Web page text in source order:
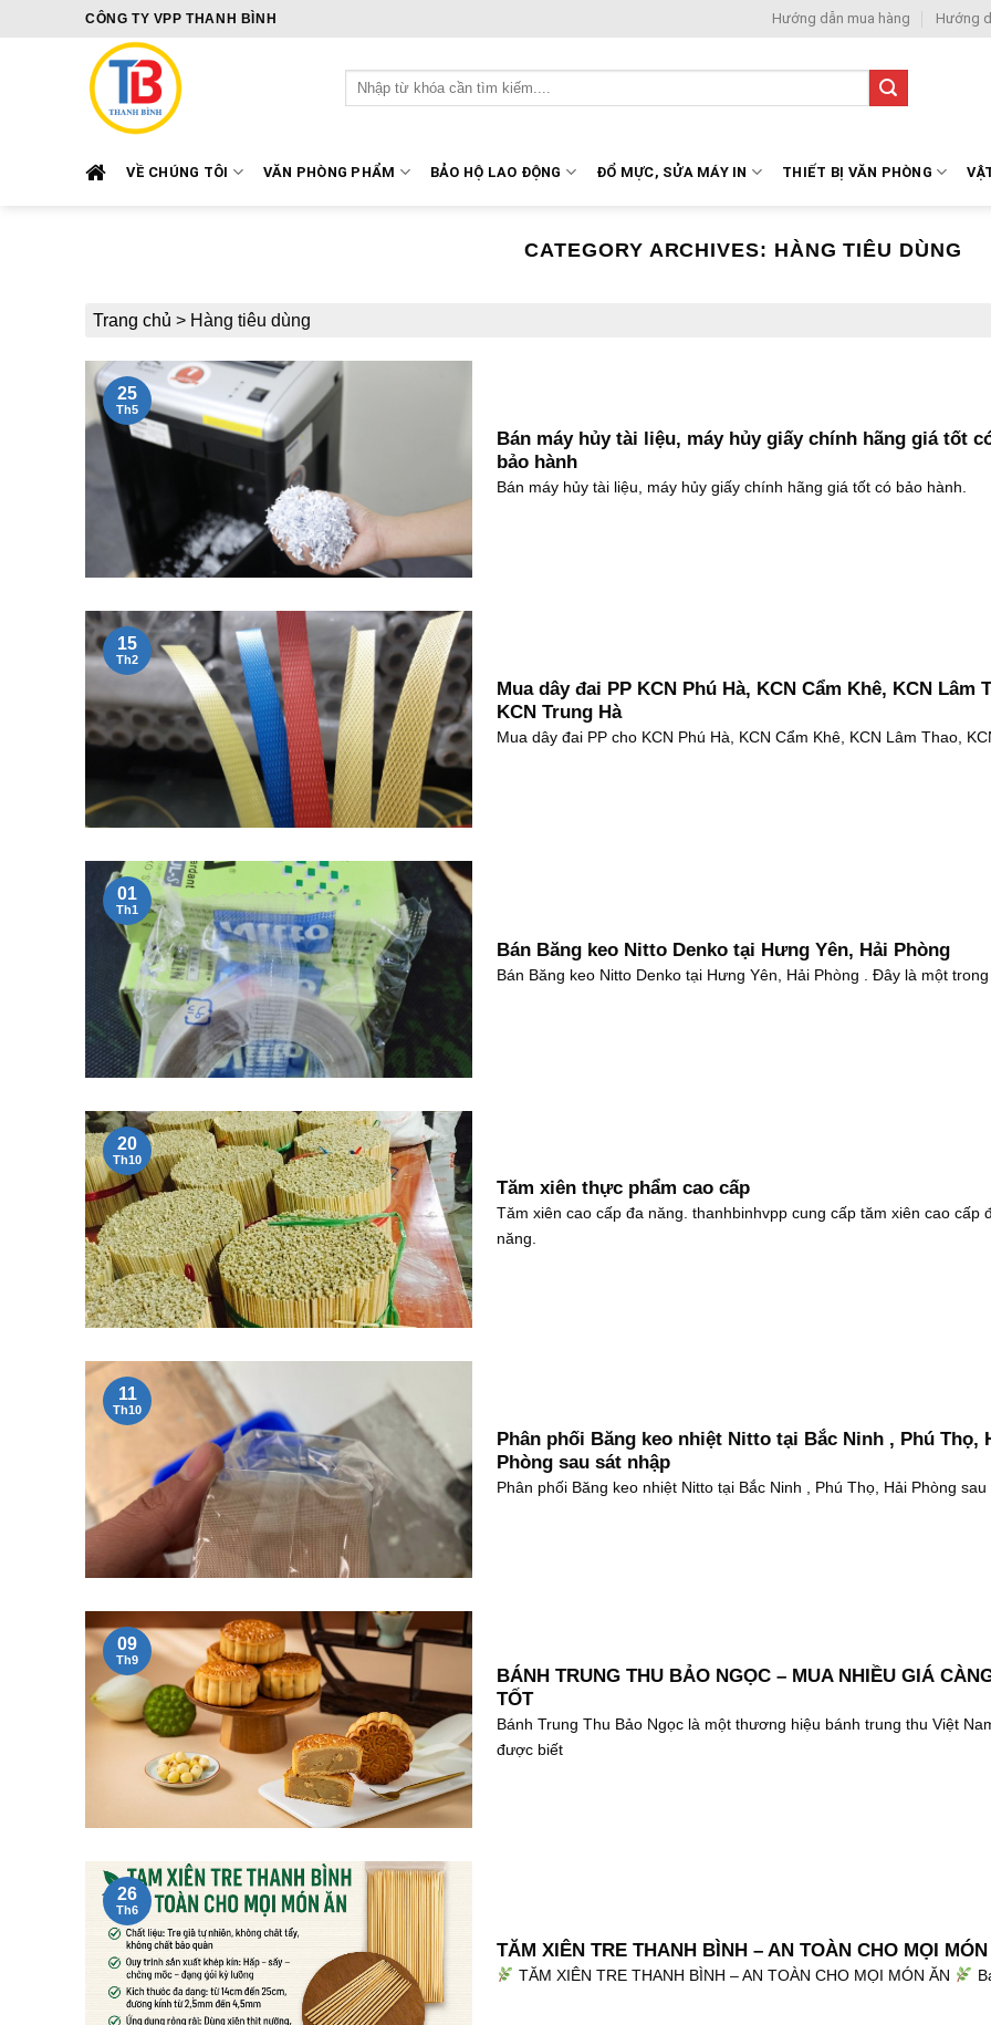
CÔNG TY VPP THANH BÌNH Hướng dẫn mua hàng Hướng
Tìm
kiếm:
VỀ CHÚNG TÔI VĂN PHÒNG PHẨM BẢO HỘ LAO ĐỘNG ĐỔ MỰC, SỬA MÁY IN THIẾT BỊ VĂN PHÒNG
CATEGORY ARCHIVES: HÀNG TIÊU DÙNG
Trang chủ > Hàng tiêu dùng
Bán máy hủy tài liệu, máy hủy giấy chính hãng giá tốt
bảo hành
Bán máy hủy tài liệu, máy hủy giấy chính hãng giá tốt có bảo hành.
25
Th5
Mua dây đai PP KCN Phú Hà, KCN Cẩm Khê, KCN Lâm
KCN Trung Hà
Mua dây đai PP cho KCN Phú Hà, KCN Cẩm Khê, KCN Lâm Thao,
15
Th2
Bán Băng keo Nitto Denko tại Hưng Yên, Hải Phòng
Bán Băng keo Nitto Denko tại Hưng Yên, Hải Phòng . Đây là một trong
01
Th1
Tăm xiên thực phẩm cao cấp
Tăm xiên cao cấp đa năng. thanhbinhvpp cung cấp tăm xiên cao cấp
năng.
20
Th10
Phân phối Băng keo nhiệt Nitto tại Bắc Ninh , Phú Thọ,
Phòng sau sát nhập
Phân phối Băng keo nhiệt Nitto tại Bắc Ninh , Phú Thọ, Hải Phòng sau
11
Th10
BÁNH TRUNG THU BẢO NGỌC – MUA NHIỀU GIÁ
TỐT
Bánh Trung Thu Bảo Ngọc là một thương hiệu bánh trung thu Việt
được biết
09
Th9
TĂM XIÊN TRE THANH BÌNH – AN TOÀN CHO MỌI
TĂM XIÊN TRE THANH BÌNH – AN TOÀN CHO MỌI MÓN ĂN
26
Th6